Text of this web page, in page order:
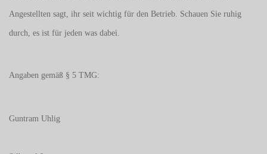
Angestellten sagt, ihr seit wichtig für den Betrieb. Schauen Sie ruhig
durch, es ist für jeden was dabei.
Angaben gemäß § 5 TMG:
Guntram Uhlig